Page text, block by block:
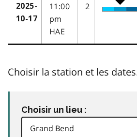
2025-
10-17
11:00
pm
HAE
2
Choisir la station et les
Choisir un lieu :